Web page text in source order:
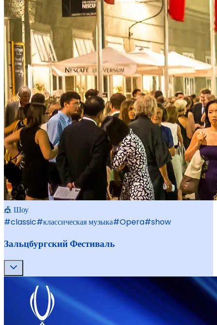
🎪 Шоу
#classic#классическая музыка#Opera#show
Зальцбургский Фестиваль